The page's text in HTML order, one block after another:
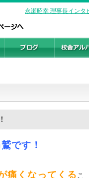
永瀬昭幸 理事長インタ
です！
痛くなってくる こ